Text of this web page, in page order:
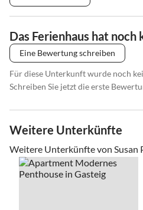
Das Ferienhaus hat
Eine Bewertung schreiben
Für diese Unterkunft wurde noch
Schreiben Sie jetzt die erste
Weitere Unterkünfte
Weitere Unterkünfte von Susan